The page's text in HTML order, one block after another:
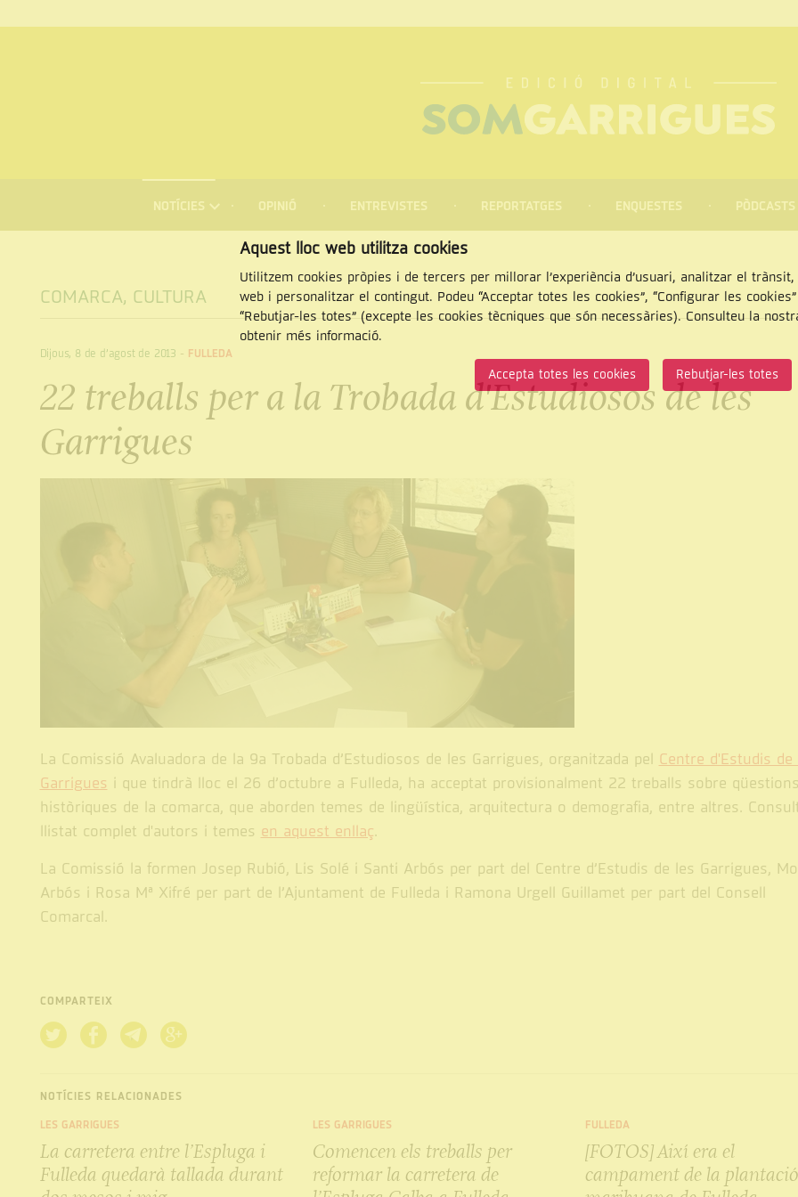
NOTÍCIES OPINIÓ ENTREVISTES REPORTATGES ENQUESTES PÒDCASTS
COMARCA, CULTURA
Dijous, 8 de d’agost de 2013 - FULLEDA
22 treballs per a la Trobada d'Estudiosos de les
Garrigues
La Comissió Avaluadora de la 9a Trobada d’Estudiosos de les Garrigues, organitzada pel Centre d'Estudis de
Garrigues i que tindrà lloc el 26 d’octubre a Fulleda, ha acceptat provisionalment 22 treballs sobre qüestions
històriques de la comarca, que aborden temes de lingüística, arquitectura o demografia, entre altres.
llistat complet d'autors i temes en aquest enllaç.
La Comissió la formen Josep Rubió, Lis Solé i Santi Arbós per part del Centre d’Estudis de les Garrigues,
Arbós i Rosa Mª Xifré per part de l’Ajuntament de Fulleda i Ramona Urgell Guillamet per part del Consell
Comarcal.
COMPARTEIX
NOTÍCIES RELACIONADES
LES GARRIGUES
La carretera entre l’Espluga i
Fulleda quedarà tallada durant
LES GARRIGUES
Comencen els treballs per
reformar la carretera de
FULLEDA
[FOTOS] Així era el
campament de la
Aquest lloc web utilitza cookies
Utilitzem cookies pròpies i de tercers per millorar l’experiència d’usuari, analitzar el
web i personalitzar el contingut. Podeu “Acceptar totes les cookies”, “Configurar les
“Rebutjar-les totes” (excepte les cookies tècniques que són necessàries). Consulteu la
obtenir més informació.
Accepta totes les cookies Rebutjar-les totes